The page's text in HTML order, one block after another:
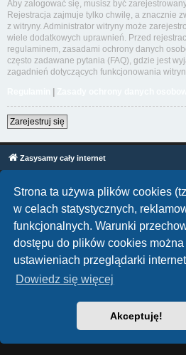
Strona ta używa plików cookies
w celach statystycznych,
funkcjonalnych. Warunki
dostępu do plików cookies
ustawieniach przeglądarki
Dowiedz się więcej
Akceptuję!
Aby zalogować się, musisz być
Rejestracja zajmuje tylko chwilę, a znacznie
z witryny. Administrator witryny może
wiele dodatkowych uprawnień. Przed
regulaminem, zasadami ochrony danych
często zadawane pytania (FAQ), gdzie jest
zagadnień dotyczących funkcjonowania
|
Zarejestruj się
Zasysamy cały internet
Polski pakiet językowy
Zasady ochrony danych